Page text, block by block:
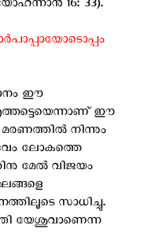
16: 33).
ഈ
ഈ
നിന്നും
ലോകത്തെ
മേൽ വിജയം
സാധിച്ചു.
യേശുവാണെന്ന